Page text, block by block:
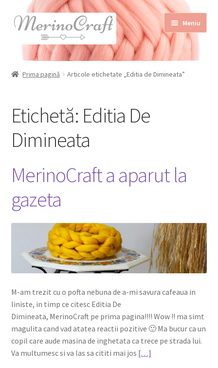
Sari
la
navigare
Sari
la
conținut
Meniu
Home
Despre MerinoCraft
Blog
Prima pagină Articole etichetate „Editia de Dimineata”
Etichetă: Editia De
Dimineata
MerinoCraft a aparut la
gazeta
M-am trezit cu o pofta nebuna de a-mi savura cafeaua in
liniste, in timp ce citesc Editia De
Dimineata, MerinoCraft pe prima pagina!!!! Wow !! ma simt
magulita cand vad atatea reactii pozitive 🙂 Ma bucur ca un
copil care aude masina de inghetata ca trece pe strada lui.
Va multumesc si va las sa cititi mai jos […]